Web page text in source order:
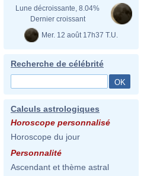
Lune décroissante, 8.04%
Dernier croissant
Mer. 12 août 17h37 T.U.
Recherche de célébrité
Calculs astrologiques
Horoscope personnalisé
Horoscope du jour
Personnalité
Ascendant et thème astral